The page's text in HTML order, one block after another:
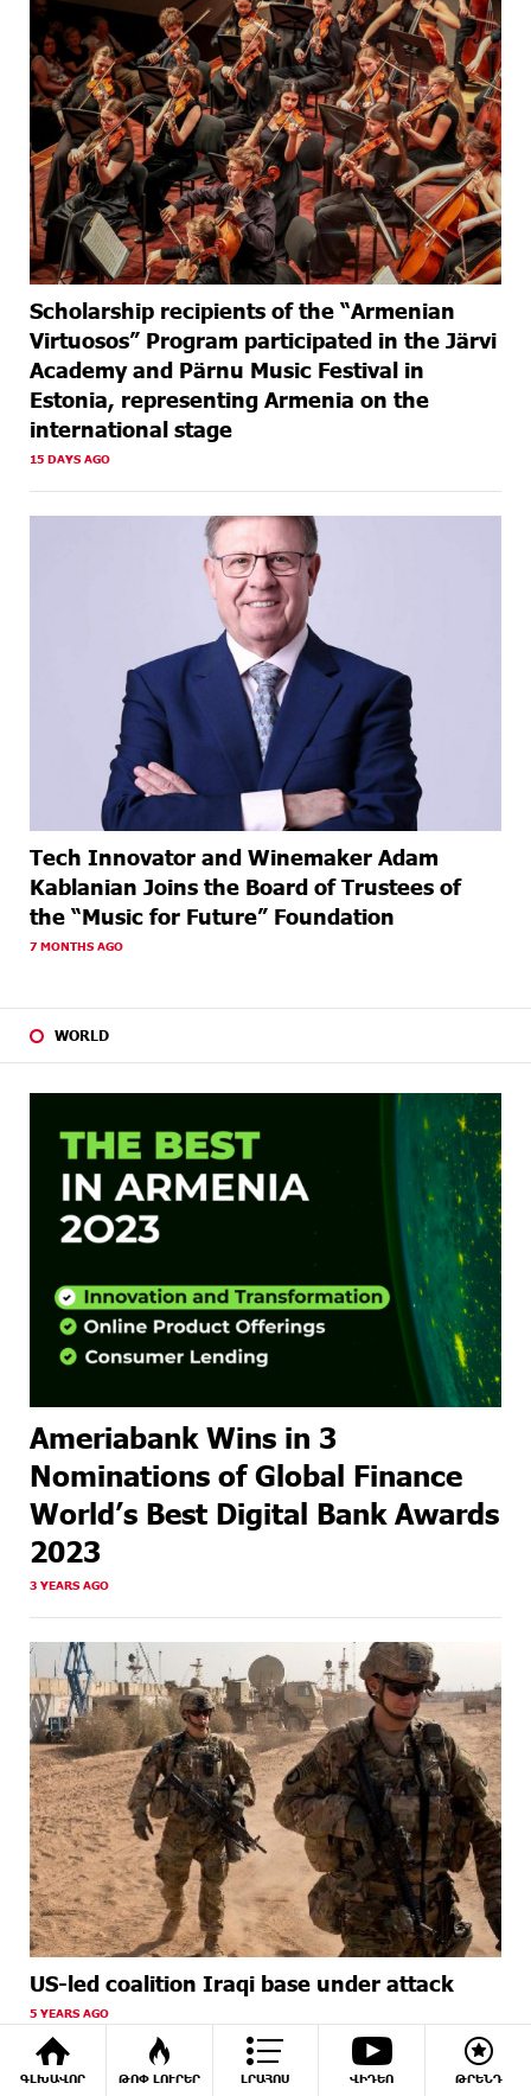
ԳԼԽԱՎՈՐ ԹՈՓ ԼՈՒՐԵՐ ԼՐԱՀՈՍ ՎԻԴԵՈ ԹՐԵՆԴ
Scholarship recipients of the “Armenian
Virtuosos” Program participated in the Järvi
Academy and Pärnu Music Festival in
Estonia, representing Armenia on the
international stage
15 DAYS AGO
Tech Innovator and Winemaker Adam
Kablanian Joins the Board of Trustees of
the “Music for Future” Foundation
7 MONTHS AGO
WORLD
Ameriabank Wins in 3
Nominations of Global Finance
World’s Best Digital Bank Awards
2023
3 YEARS AGO
US-led coalition Iraqi base under attack
5 YEARS AGO